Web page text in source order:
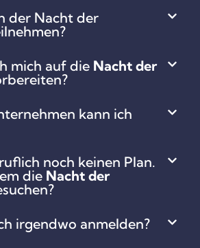
der Nacht der
mich auf die Nacht der
kann ich
noch keinen Plan.
die Nacht der
irgendwo anmelden?